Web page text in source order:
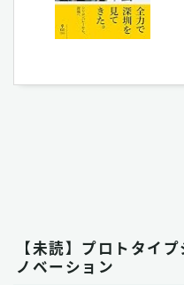
【未読】プロトタイ
ノベーション